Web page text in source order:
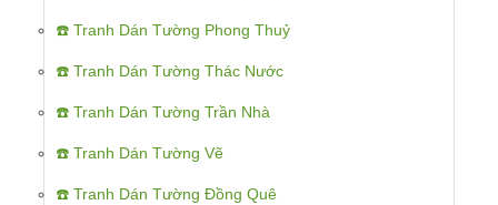
☎️ Tranh Dán Tường Phong Thuỷ
☎️ Tranh Dán Tường Thác Nước
☎️ Tranh Dán Tường Trần Nhà
☎️ Tranh Dán Tường Vẽ
☎️ Tranh Dán Tường Đồng Quê